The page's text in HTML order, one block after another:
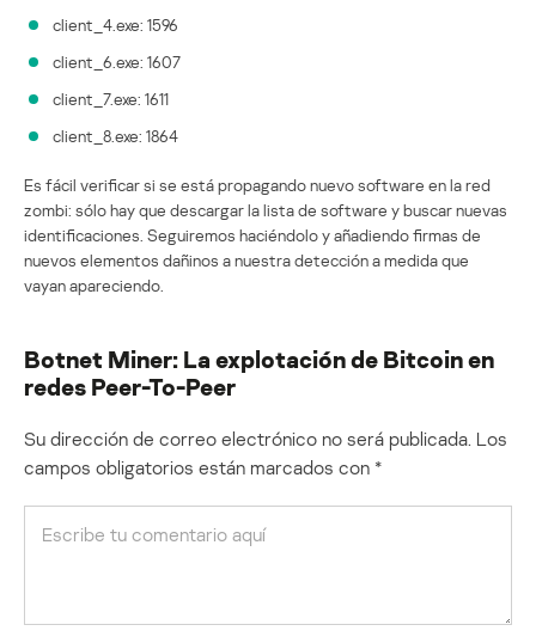
client_4.exe: 1596
client_6.exe: 1607
client_7.exe: 1611
client_8.exe: 1864
Es fácil verificar si se está propagando nuevo software en la red
zombi: sólo hay que descargar la lista de software y buscar nuevas
identificaciones. Seguiremos haciéndolo y añadiendo firmas de
nuevos elementos dañinos a nuestra detección a medida que
vayan apareciendo.
Botnet Miner: La explotación de Bitcoin en
redes Peer-To-Peer
Su dirección de correo electrónico no será publicada. Los
campos obligatorios están marcados con *